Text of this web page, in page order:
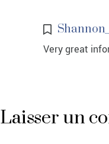
Very great
Laisser un